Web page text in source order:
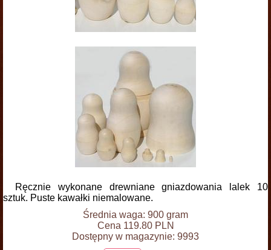
Ręcznie wykonane drewniane gniazdowania lalek 10
sztuk. Puste kawałki niemalowane.
Średnia waga: 900 gram
Cena 119.80 PLN
Dostępny w magazynie: 9993